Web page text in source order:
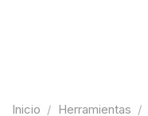
Inicio / Herramientas /